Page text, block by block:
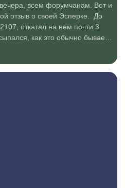
всем форумчанам. Вот и
отзыв о своей Эсперке. До
откатал на нем почти 3
как это обычно бывает
сказать первая тачка всегда